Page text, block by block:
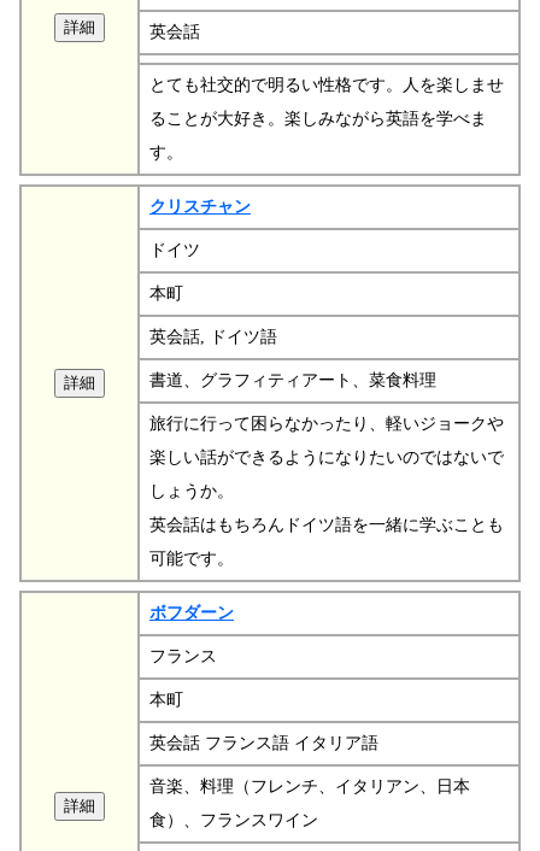
英会話
とても社交的で明るい性格です。人を楽しませ
ることが大好き。楽しみながら英語を学べま
す。
クリスチャン
ドイツ
本町
英会話, ドイツ語
書道、グラフィティアート、菜食料理
旅行に行って困らなかったり、軽いジョークや
楽しい話ができるようになりたいのではないで
しょうか。
英会話はもちろんドイツ語を一緒に学ぶことも
可能です。
ボフダーン
フランス
本町
英会話 フランス語 イタリア語
音楽、料理（フレンチ、イタリアン、日本
食）、フランスワイン